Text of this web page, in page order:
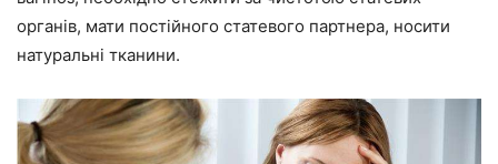
органів, мати постійного статевого партнера, носити
натуральні тканини.